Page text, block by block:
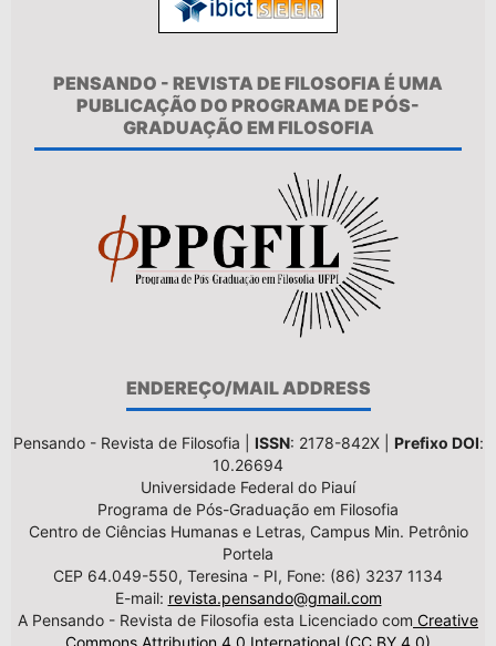
PENSANDO - REVISTA DE FILOSOFIA É UMA
PUBLICAÇÃO DO PROGRAMA DE PÓS-
GRADUAÇÃO EM FILOSOFIA
ENDEREÇO/MAIL ADDRESS
Pensando - Revista de Filosofia | ISSN: 2178-842X | Prefixo DOI:
10.26694
Universidade Federal do Piauí
Programa de Pós-Graduação em Filosofia
Centro de Ciências Humanas e Letras, Campus Min. Petrônio
Portela
CEP 64.049-550, Teresina - PI, Fone: (86) 3237 1134
E-mail: revista.pensando@gmail.com
A Pensando - Revista de Filosofia esta Licenciado com Creative
Commons Attribution 4.0 International (CC BY 4.0)